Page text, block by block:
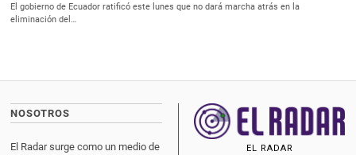
El gobierno de Ecuador ratificó este lunes que no dará marcha atrás en la
eliminación del…
NOSOTROS
El Radar surge como un medio de
EL RADAR